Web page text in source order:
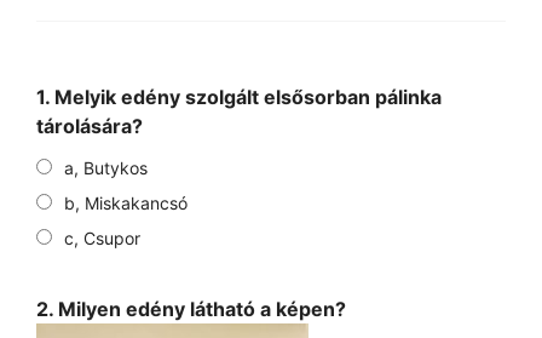
1. Melyik edény szolgált elsősorban pálinka
tárolására?
a, Butykos
b, Miskakancsó
c, Csupor
2. Milyen edény látható a képen?